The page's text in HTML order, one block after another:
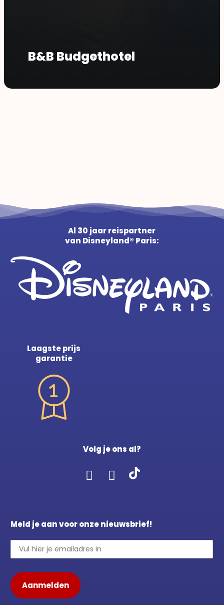
B&B Budgethotel
Al 30 jaar reispartner
van Disneyland® Paris:
Laagste prijs
garantie
Volg je ons al?
Meld je aan voor onze nieuwsbrief!